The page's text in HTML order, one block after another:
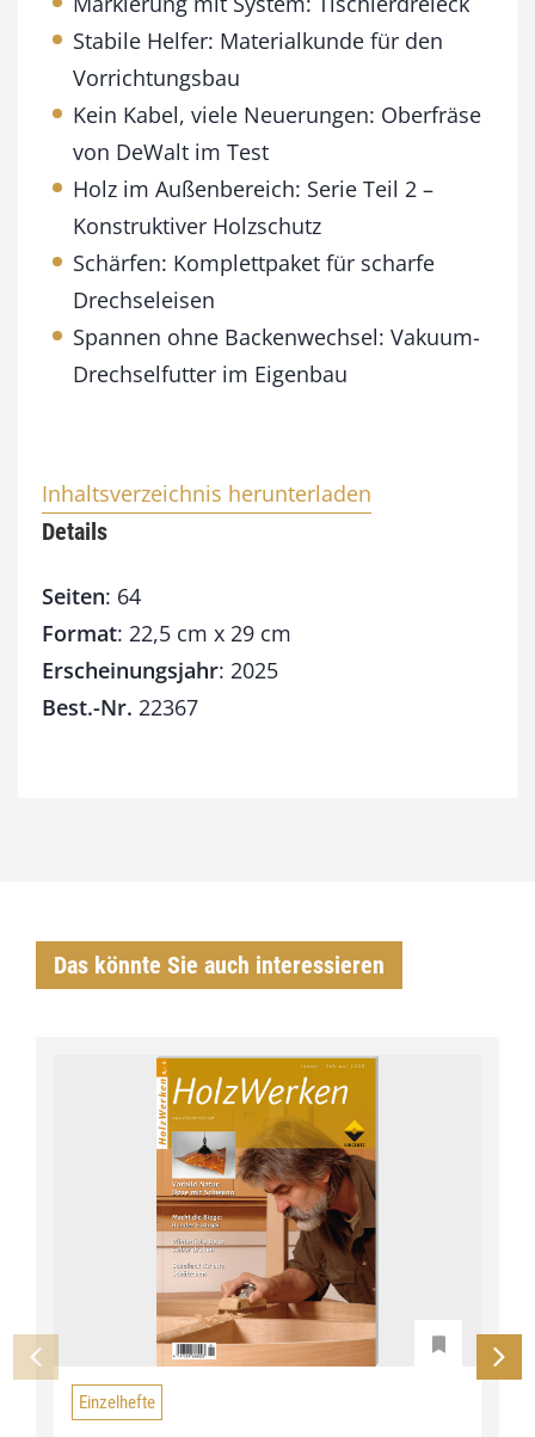
Stabile Helfer: Materialkunde für den
Vorrichtungsbau
Kein Kabel, viele Neuerungen: Oberfräse
von DeWalt im Test
Holz im Außenbereich: Serie Teil 2 –
Konstruktiver Holzschutz
Schärfen: Komplettpaket für scharfe
Drechseleisen
Spannen ohne Backenwechsel: Vakuum-
Drechselfutter im Eigenbau
Inhaltsverzeichnis herunterladen
Details
Seiten: 64
Format: 22,5 cm x 29 cm
Erscheinungsjahr: 2025
Best.-Nr. 22367
Das könnte Sie auch interessieren
Einzelhefte